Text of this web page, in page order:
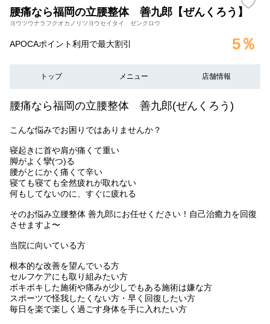
腰痛なら福岡の立腰整体 善九郎【ぜんくろう】
ヨウツウナラフクオカノリツヨウセイタイ ゼンクロウ
APOCAポイント利用で最大割引 5％
トップ メニュー 店舗情報
腰痛なら福岡の立腰整体 善九郎(ぜんくろう)
こんな悩みでお困りではありませんか？
寝起きに首や肩が痛くて重い
脚がよく攣(つ)る
腰がとにかく痛くて辛い
寝ても寝ても全然疲れが取れない
何もしてないのに、すぐに疲れる
そのお悩み立腰整体 善九郎にお任せください！自己治癒力を回復
させますよ〜
当院に向いている方
根本的な改善を望んでいる方
セルフケアにも取り組みたい方
ボキボキした施術や痛みが少しでもある施術は嫌な方
スポーツで怪我したくない方・早く回復したい方
毎日を楽で楽しく過ごす身体を手に入れたい方